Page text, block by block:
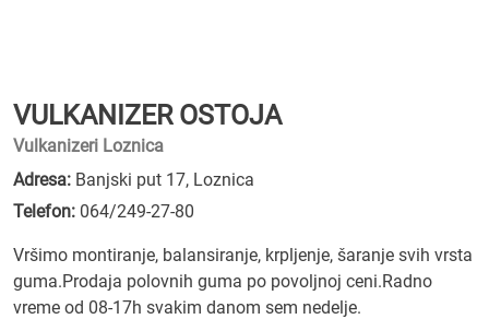
VULKANIZER OSTOJA
Vulkanizeri Loznica
Adresa: Banjski put 17, Loznica
Telefon: 064/249-27-80
Vršimo montiranje, balansiranje, krpljenje, šaranje svih vrsta
guma.Prodaja polovnih guma po povoljnoj ceni.Radno
vreme od 08-17h svakim danom sem nedelje.